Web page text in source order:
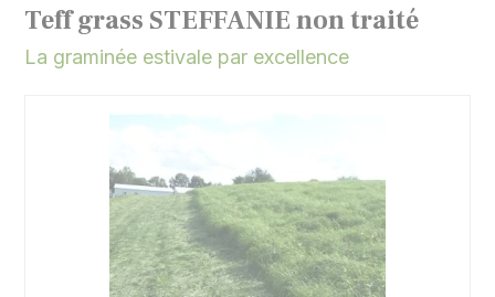
Teff grass STEFFANIE non traité
La graminée estivale par excellence